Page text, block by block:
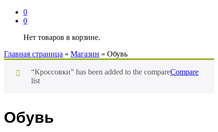
0
0
Нет товаров в корзине.
Главная страница » Магазин » Обувь
Compare
“Кроссовки” has been added to the compare
list
Обувь